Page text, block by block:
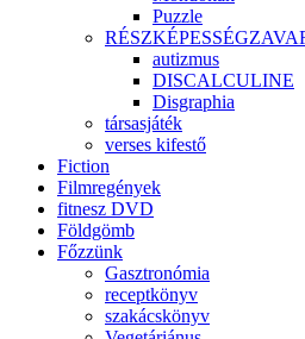
Puzzle
autizmus
DISCALCULINE
Disgraphia
társasjáték
verses kifestő
Fiction
Filmregények
fitnesz DVD
Földgömb
Főzzünk
Gasztronómia
receptkönyv
szakácskönyv